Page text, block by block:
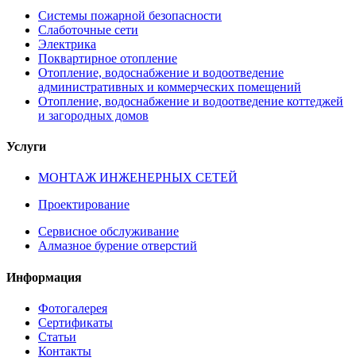
Системы пожарной безопасности
Слаботочные сети
Электрика
Поквартирное отопление
Отопление, водоснабжение и водоотведение
административных и коммерческих помещений
Отопление, водоснабжение и водоотведение коттеджей
и загородных домов
Услуги
МОНТАЖ ИНЖЕНЕРНЫХ СЕТЕЙ
Проектирование
Сервисное обслуживание
Алмазное бурение отверстий
Информация
Фотогалерея
Сертификаты
Статьи
Контакты